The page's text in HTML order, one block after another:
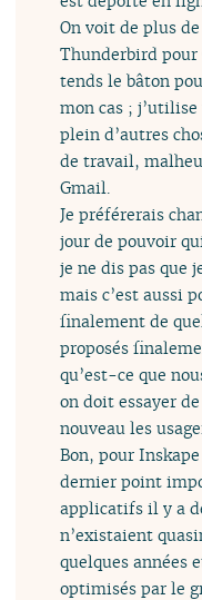
On voit de plus
Thunderbird pour
tends le bâton
mon cas ;
plein d’autres
de travail,
Gmail.
Je préférerais
jour de pouvoir
je ne dis pas que
mais c’est aussi
finalement de
proposés
qu’est-ce que
on doit essayer
nouveau les
Bon, pour
dernier point
applicatifs il y a
n’existaient
quelques années
optimisés par le